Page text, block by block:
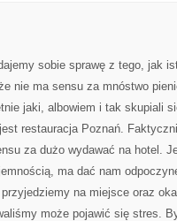
sobie sprawę z tego, jak
nie ma sensu za mnóstwo
jaki, albowiem i tak skupiali
restauracja Poznań.
za dużo wydawać na hotel.
ma dać nam
na miejsce oraz
może pojawić się stres.